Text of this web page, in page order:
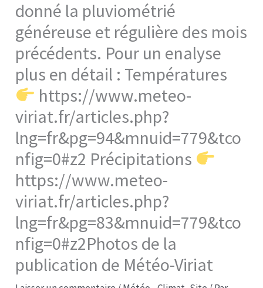
donné la pluviométrié
généreuse et régulière des mois
précédents. Pour un enalyse
plus en détail : Températures
https://www.meteo-
viriat.fr/articles.php?
lng=fr&pg=94&mnuid=779&tco
nfig=0#z2 Précipitations
https://www.meteo-
viriat.fr/articles.php?
lng=fr&pg=83&mnuid=779&tco
nfig=0#z2Photos de la
publication de Météo-Viriat